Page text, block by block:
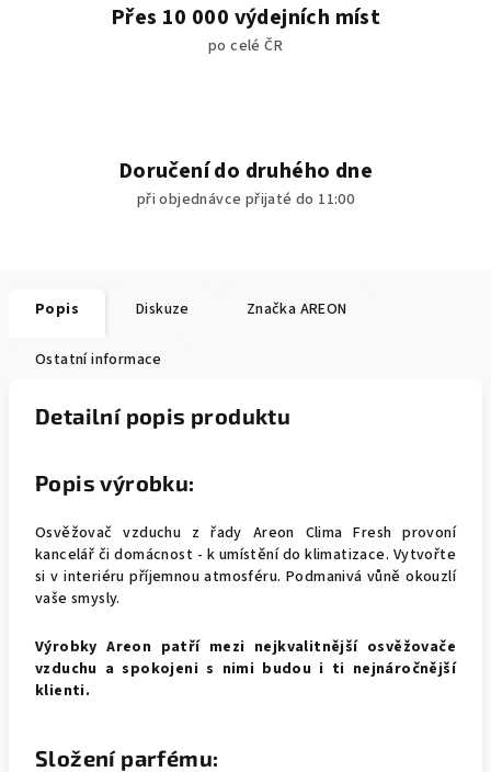
Přes 10 000 výdejních míst
po celé ČR
Doručení do druhého dne
při objednávce přijaté do 11:00
Popis Diskuze Značka AREON
Ostatní informace
Detailní popis produktu
Popis výrobku:
Osvěžovač vzduchu z řady Areon Clima Fresh provoní
kancelář či domácnost - k umístění do klimatizace. Vytvořte
si v interiéru příjemnou atmosféru. Podmanivá vůně okouzlí
vaše smysly.
Výrobky Areon patří mezi nejkvalitnější osvěžovače
vzduchu a spokojeni s nimi budou i ti nejnáročnější
klienti.
Složení parfému: